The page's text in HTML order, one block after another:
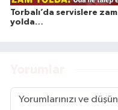
Torbalı’da servislere zam
yolda…